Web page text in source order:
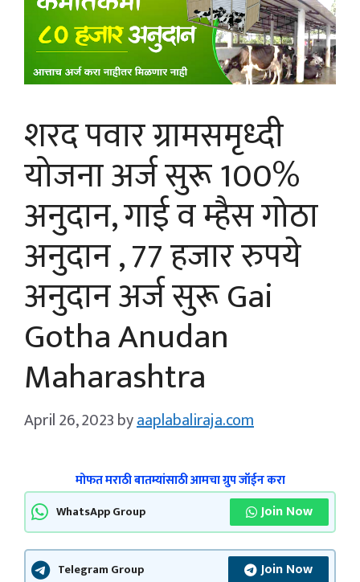
शरद पवार ग्रामसमृध्दी
योजना अर्ज सुरू 100%
अनुदान, गाई व म्हैस गोठा
अनुदान , 77 हजार रुपये
अनुदान अर्ज सुरू Gai
Gotha Anudan
Maharashtra
April 26, 2023byaaplabaliraja.com
मोफत मराठी बातम्यांसाठी आमचा ग्रुप जॉईन करा
WhatsApp Group Join Now
Telegram Group Join Now